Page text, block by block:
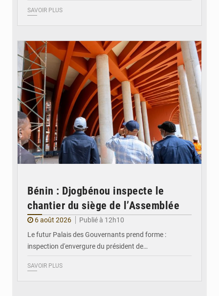
SAVOIR PLUS
Bénin : Djogbénou inspecte le
chantier du siège de l’Assemblée
6 août 2026
Publié à 12h10
Le futur Palais des Gouvernants prend forme :
inspection d'envergure du président de…
SAVOIR PLUS